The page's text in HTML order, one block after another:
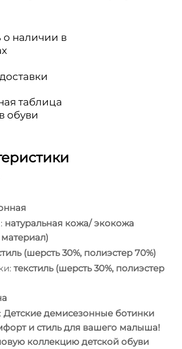
о наличии в
таблица
обуви
натуральная кожа/ экокожа
(шерсть 30%, полиэстер 70%)
текстиль (шерсть 30%, полиэстер
Детские демисезонные ботинки
и стиль для вашего малыша!
коллекцию детской обуви